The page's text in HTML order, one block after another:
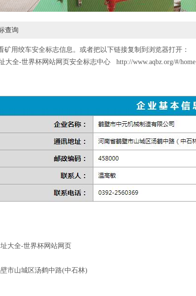
查询
用绞车安全标志信息。或者把以下链接复制到浏览器打开：
大全-世界杯网站网页安全标志中心 http://www.aqbz.org/#/home
全-世界杯网站网页
山城区汤鹤中路(中石林)